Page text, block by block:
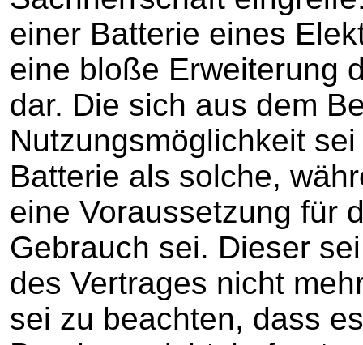
einer Batterie eines
eine bloße Erweiterung
dar. Die sich aus dem
Nutzungsmöglichkeit
Batterie als solche,
eine Voraussetzung für
Gebrauch sei. Dieser
des Vertrages nicht
sei zu beachten, dass